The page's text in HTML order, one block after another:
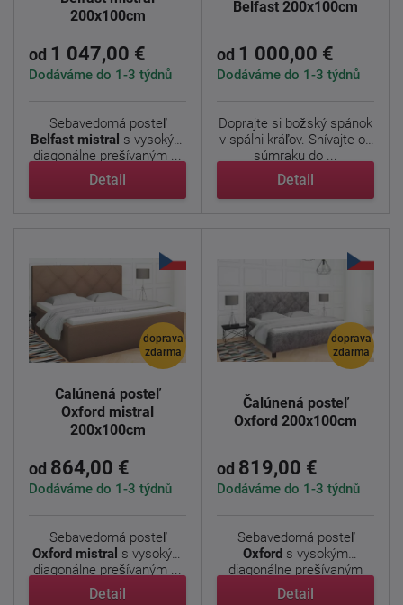
200x100cm
od 1 047,00 €
Dodáváme do 1-3 týdnů
Sebavedomá posteľ
Belfast mistral s vysokým
diagonálne prešívaným ...
Detail
Belfast 200x100cm
od 1 000,00 €
Dodáváme do 1-3 týdnů
Doprajte si božský spánok
v spálni kráľov. Snívajte od
súmraku do ...
Detail
doprava
zdarma
Čalúnená posteľ
Oxford mistral
200x100cm
od 864,00 €
Dodáváme do 1-3 týdnů
Sebavedomá posteľ
Oxford mistral s vysokým
diagonálne prešívaným ...
Detail
doprava
zdarma
Čalúnená posteľ
Oxford 200x100cm
od 819,00 €
Dodáváme do 1-3 týdnů
Sebavedomá posteľ
Oxford s vysokým
diagonálne prešívaným
čelom v ...
Detail